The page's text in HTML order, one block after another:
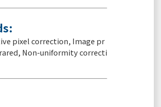
pixel correction, Image pr
, Non-uniformity correcti